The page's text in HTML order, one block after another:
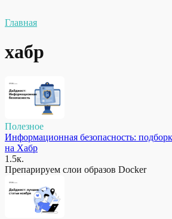
Главная
хабр
Полезное
Информационная безопасность:
на Хабр
1.5к.
Препарируем слои образов Docker